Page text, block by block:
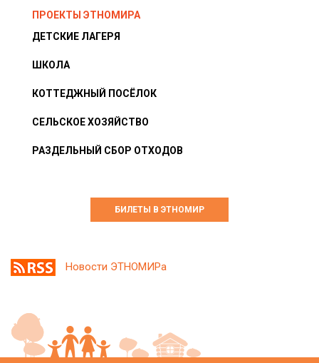
ПРОЕКТЫ ЭТНОМИРА
ДЕТСКИЕ ЛАГЕРЯ
ШКОЛА
КОТТЕДЖНЫЙ ПОСЁЛОК
СЕЛЬСКОЕ ХОЗЯЙСТВО
РАЗДЕЛЬНЫЙ СБОР ОТХОДОВ
БИЛЕТЫ В ЭТНОМИР
Новости ЭТНОМИРа